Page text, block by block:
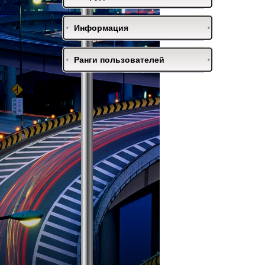
Информация
Ранги пользователей